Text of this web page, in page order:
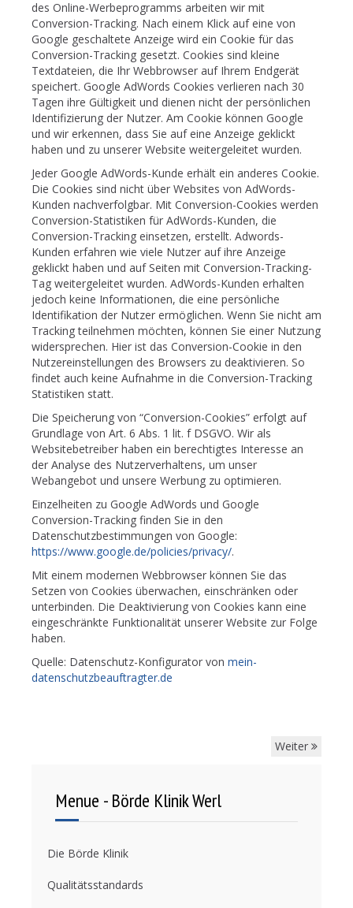
des Online-Werbeprogramms arbeiten wir mit
Conversion-Tracking. Nach einem Klick auf eine von
Google geschaltete Anzeige wird ein Cookie für das
Conversion-Tracking gesetzt. Cookies sind kleine
Textdateien, die Ihr Webbrowser auf Ihrem Endgerät
speichert. Google AdWords Cookies verlieren nach 30
Tagen ihre Gültigkeit und dienen nicht der persönlichen
Identifizierung der Nutzer. Am Cookie können Google
und wir erkennen, dass Sie auf eine Anzeige geklickt
haben und zu unserer Website weitergeleitet wurden.
Jeder Google AdWords-Kunde erhält ein anderes Cookie.
Die Cookies sind nicht über Websites von AdWords-
Kunden nachverfolgbar. Mit Conversion-Cookies werden
Conversion-Statistiken für AdWords-Kunden, die
Conversion-Tracking einsetzen, erstellt. Adwords-
Kunden erfahren wie viele Nutzer auf ihre Anzeige
geklickt haben und auf Seiten mit Conversion-Tracking-
Tag weitergeleitet wurden. AdWords-Kunden erhalten
jedoch keine Informationen, die eine persönliche
Identifikation der Nutzer ermöglichen. Wenn Sie nicht am
Tracking teilnehmen möchten, können Sie einer Nutzung
widersprechen. Hier ist das Conversion-Cookie in den
Nutzereinstellungen des Browsers zu deaktivieren. So
findet auch keine Aufnahme in die Conversion-Tracking
Statistiken statt.
Die Speicherung von “Conversion-Cookies” erfolgt auf
Grundlage von Art. 6 Abs. 1 lit. f DSGVO. Wir als
Websitebetreiber haben ein berechtigtes Interesse an
der Analyse des Nutzerverhaltens, um unser
Webangebot und unsere Werbung zu optimieren.
Einzelheiten zu Google AdWords und Google
Conversion-Tracking finden Sie in den
Datenschutzbestimmungen von Google:
https://www.google.de/policies/privacy/.
Mit einem modernen Webbrowser können Sie das
Setzen von Cookies überwachen, einschränken oder
unterbinden. Die Deaktivierung von Cookies kann eine
eingeschränkte Funktionalität unserer Website zur Folge
haben.
Quelle: Datenschutz-Konfigurator von mein-
datenschutzbeauftragter.de
Weiter
Menue - Börde Klinik Werl
Die Börde Klinik
Qualitätsstandards